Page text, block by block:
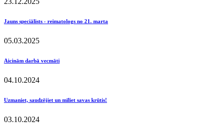
Jauns speciālists - reimatologs no 21. marta
05.03.2025
Aicinām darbā vecmāti
04.10.2024
Uzmaniet, saudzējiet un mīliet savas krūtis!
03.10.2024